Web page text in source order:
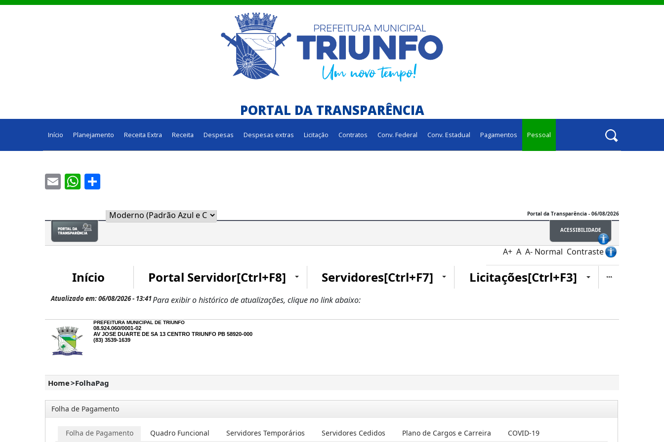
PORTAL DA TRANSPARÊNCIA
Início Planejamento Receita Extra Receita Despesas Despesas extras Licitação Contratos Conv. Federal Conv. Estadual Pagamentos Pessoal
EmailWhatsApp